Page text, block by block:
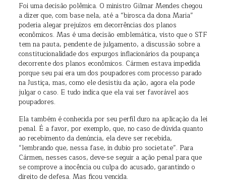
Foi uma decisão polêmica. O ministro Gilmar Mendes chegou
a dizer que, com base nela, até a “birosca da dona Maria”
poderia alegar prejuízos em decorrências dos planos
econômicos. Mas é uma decisão emblemática, visto que o STF
tem na pauta, pendente de julgamento, a discussão sobre a
constitucionalidade dos expurgos inflacionários da poupança
decorrente dos planos econômicos. Cármen estava impedida
porque seu pai era um dos poupadores com processo parado
na Justiça, mas, como ele desistiu da ação, agora ela pode
julgar o caso. E tudo indica que ela vai ser favorável aos
poupadores.
Ela também é conhecida por seu perfil duro na aplicação da lei
penal. É a favor, por exemplo, que, no caso de dúvida quanto
ao recebimento da denúncia, ela deve ser recebida,
“lembrando que, nessa fase, in dubio pro societate”. Para
Cármen, nesses casos, deve-se seguir a ação penal para que
se comprove a inocência ou culpa do acusado, garantindo o
direito de defesa. Mas ficou vencida.